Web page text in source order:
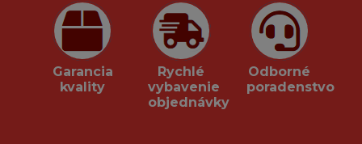
Garancia
kvality
Rychlé
vybavenie
objednávky
Odborné
poradenstvo